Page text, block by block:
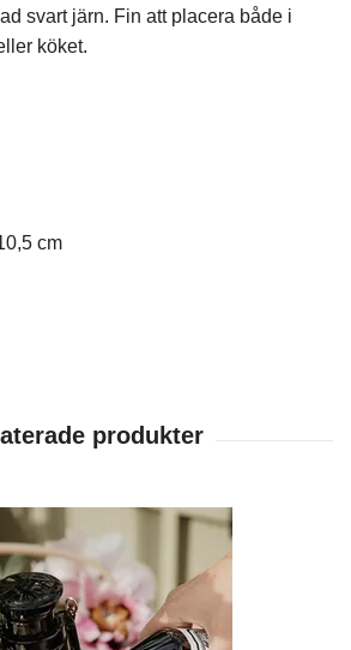
svart järn. Fin att placera både i
köket.
cm